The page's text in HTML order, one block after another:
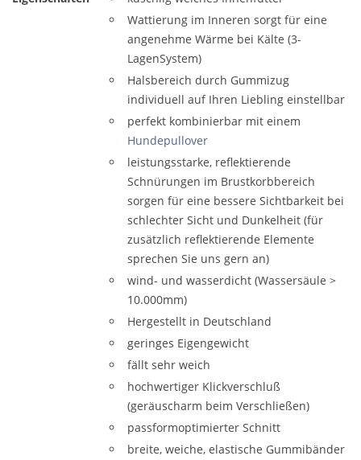
Wattierung im Inneren sorgt für eine
angenehme Wärme bei Kälte (3-
LagenSystem)
Halsbereich durch Gummizug
individuell auf Ihren Liebling einstellbar
perfekt kombinierbar mit einem
Hundepullover
leistungsstarke, reflektierende
Schnürungen im Brustkorbbereich
sorgen für eine bessere Sichtbarkeit bei
schlechter Sicht und Dunkelheit (für
zusätzlich reflektierende Elemente
sprechen Sie uns gern an)
wind- und wasserdicht (Wassersäule >
10.000mm)
Hergestellt in Deutschland
geringes Eigengewicht
fällt sehr weich
hochwertiger Klickverschluß
(geräuscharm beim Verschließen)
passformoptimierter Schnitt
breite, weiche, elastische Gummibänder